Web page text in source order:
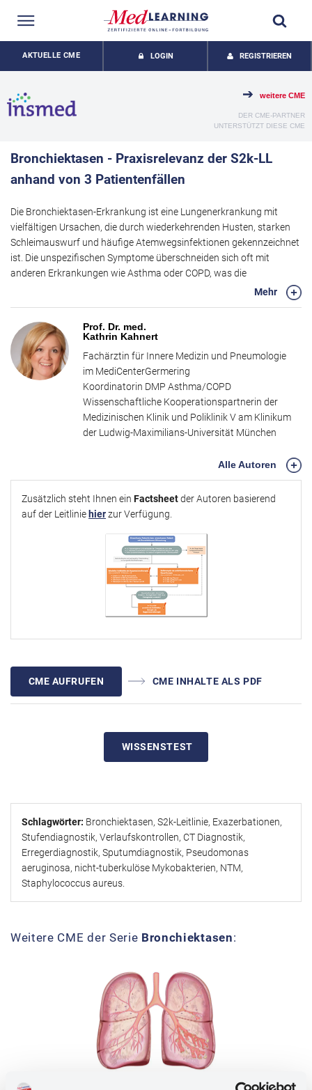
AKTUELLE CME LOGIN REGISTRIEREN
weitere CME
DER CME-PARTNER
UNTERSTÜTZT DIESE CME
Bronchiektasen - Praxisrelevanz der S2k-LL
anhand von 3 Patientenfällen
Die Bronchiektasen-Erkrankung ist eine Lungenerkrankung mit
vielfältigen Ursachen, die durch wiederkehrenden Husten, starken
Schleimauswurf und häufige Atemwegsinfektionen gekennzeichnet
ist. Die unspezifischen Symptome überschneiden sich oft mit
anderen Erkrankungen wie Asthma oder COPD, was die
Identifikation und medizinische Versorgung erschwert. In dieser
Sie zeigen, wie eine strukturierte Diagnostik, individuelle
Therapieansätze und Empfehlungen zur Verlaufskontrolle in der
Praxis angewendet werden. Dabei wird besonders die enge
Zusammenarbeit zwischen niedergelassenen Pneumologen und
spezialisierten Zentren betont, um die Versorgung der Patienten zu
verbessern und ihre Lebensqualität langfristig zu steigern.
Mehr
Prof. Dr. med.
Kathrin Kahnert
Fachärztin für Innere Medizin und Pneumologie
im MediCenterGermering
Koordinatorin DMP Asthma/COPD
Wissenschaftliche Kooperationspartnerin der
Medizinischen Klinik und Poliklinik V am Klinikum
der Ludwig-Maximilians-Universität München
Alle Autoren
Zusätzlich steht Ihnen ein Factsheetder Autoren basierend
auf der Leitlinie hierzur Verfügung.
CME AUFRUFEN CME INHALTE ALS PDF
WISSENSTEST
Schlagwörter: Bronchiektasen, S2k-Leitlinie, Exazerbationen,
Stufendiagnostik, Verlaufskontrollen, CT Diagnostik,
Erregerdiagnostik, Sputumdiagnostik, Pseudomonas
aeruginosa, nicht-tuberkulöse Mykobakterien, NTM,
Staphylococcus aureus.
Weitere CME der Serie Bronchiektasen: